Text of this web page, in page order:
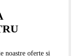
noastre oferte si